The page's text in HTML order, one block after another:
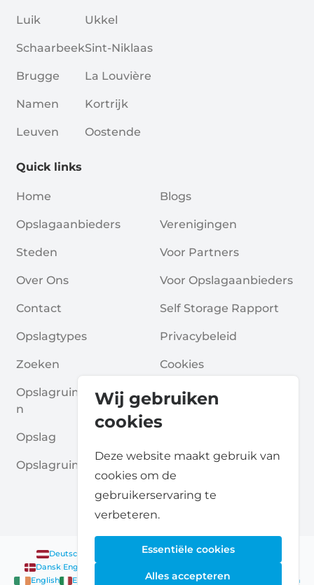
Wij gebruiken
cookies
Deze website maakt gebruik van
cookies om de
gebruikerservaring te
verbeteren.
Essentiële cookies
Alles accepteren
Luik
Schaarbeek
Brugge
Namen
Leuven
Ukkel
Sint-Niklaas
La Louvière
Kortrijk
Oostende
Quick links
Home
Opslagaanbieders
Steden
Over Ons
Contact
Opslagtypes
Zoeken
Opslagruimte Aanvrage
N
Opslag
Opslagruimte Gidsen
Blogs
Verenigingen
Voor Partners
Voor Opslagaanbieders
Self Storage Rapport
Privacybeleid
Cookies
Algemene Voorwaarde
Deutsch Nederlands|Français|English
Dansk English
English
English
English Nederlands|English Norsk |English English